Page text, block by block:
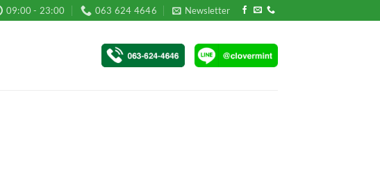
09:00 - 23:00 063 624 4646 Newsletter